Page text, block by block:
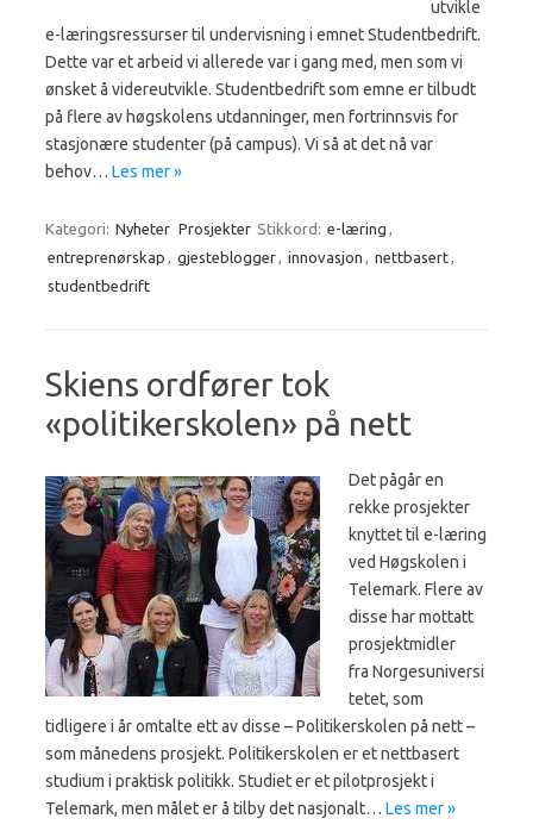
utvikle
e-læringsressurser til undervisning i emnet Studentbedrift.
Dette var et arbeid vi allerede var i gang med, men som vi
ønsket å videreutvikle. Studentbedrift som emne er tilbudt
på flere av høgskolens utdanninger, men fortrinnsvis for
stasjonære studenter (på campus). Vi så at det nå var
behov… Les mer »
Kategori: Nyheter Prosjekter Stikkord: e-læring ,
entreprenørskap , gjesteblogger, innovasjon , nettbasert,
studentbedrift
Skiens ordfører tok
«politikerskolen» på nett
Det pågår en
rekke prosjekter
knyttet til e-læring
ved Høgskolen i
Telemark. Flere av
disse har mottatt
prosjektmidler
fra Norgesuniversi
tetet, som
tidligere i år omtalte ett av disse – Politikerskolen på nett –
som månedens prosjekt. Politikerskolen er et nettbasert
studium i praktisk politikk. Studiet er et pilotprosjekt i
Telemark, men målet er å tilby det nasjonalt… Les mer »